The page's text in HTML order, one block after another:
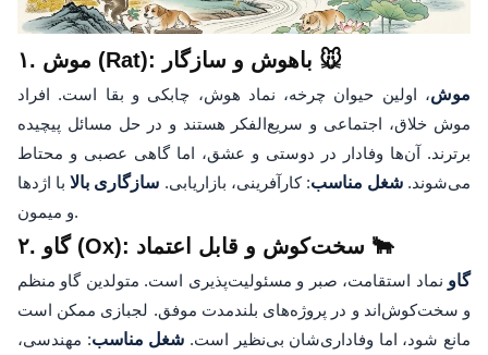
۱. موش (Rat): باهوش و سازگار 🐭
موش، اولین حیوان چرخه، نماد هوش، چابکی و بقا است. افراد
موش خلاق، اجتماعی و سریع‌الفکر هستند و در حل مسائل پیچیده
برترند. آن‌ها وفادار در دوستی و عشق، اما گاهی عصبی و محتاط
می‌شوند.شغل مناسب: کارآفرینی، بازاریابی. سازگاری بالابا اژدها
و میمون.
۲. گاو (Ox): سخت‌کوش و قابل اعتماد 🐂
گاو نماد استقامت، صبر و مسئولیت‌پذیری است. متولدین گاو منظم
و سخت‌کوش‌اند و در پروژه‌های بلندمدت موفق. لجبازی ممکن است
مانع شود، اما وفاداری‌شان بی‌نظیر است. شغل مناسب: مهندسی،